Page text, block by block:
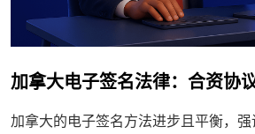
加拿大电子签名法律：合资协
加拿大的电子签名方法进步且平衡，